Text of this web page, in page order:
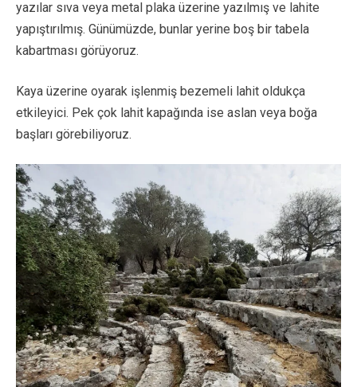
yazılar sıva veya metal plaka üzerine yazılmış ve lahite
yapıştırılmış. Günümüzde, bunlar yerine boş bir tabela
kabartması görüyoruz.
Kaya üzerine oyarak işlenmiş bezemeli lahit oldukça
etkileyici. Pek çok lahit kapağında ise aslan veya boğa
başları görebiliyoruz.